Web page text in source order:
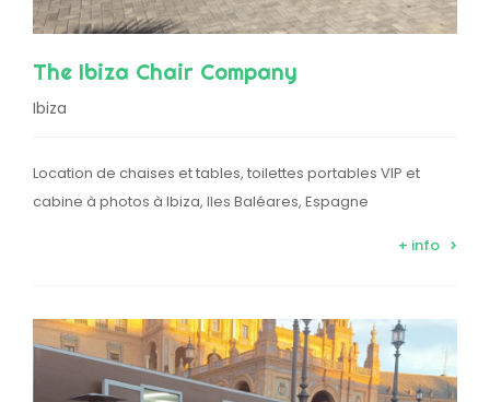
The Ibiza Chair Company
Ibiza
Location de chaises et tables, toilettes portables VIP et
cabine à photos à Ibiza, Iles Baléares, Espagne
+ info